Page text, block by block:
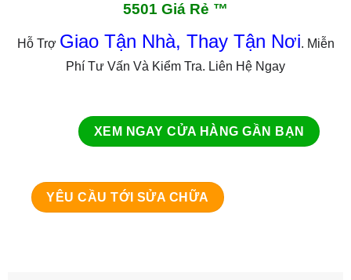
5501 Giá Rẻ ™
Hỗ Trợ Giao Tận Nhà, Thay Tận Nơi. Miễn
Phí Tư Vấn Và Kiểm Tra. Liên Hệ Ngay
XEM NGAY CỬA HÀNG GẦN BẠN
YÊU CẦU TỚI SỬA CHỮA